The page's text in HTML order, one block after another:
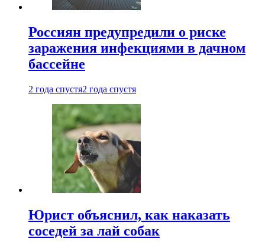
Россиян предупредили о риске
заражения инфекциями в дачном
бассейне
2 года спустя2 года спустя
Юрист объяснил, как наказать
соседей за лай собак